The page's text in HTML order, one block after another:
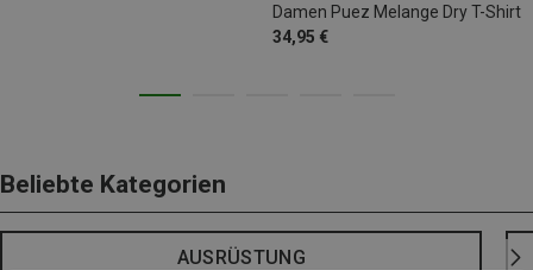
Damen Puez Melange Dry T-Shirt
34,95 €
Beliebte Kategorien
AUSRÜSTUNG